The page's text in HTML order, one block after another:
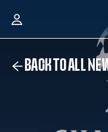
BACK TO ALL